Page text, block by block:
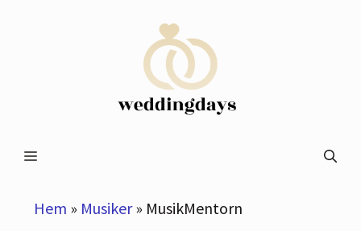
Meny
Hem » Musiker» MusikMentorn